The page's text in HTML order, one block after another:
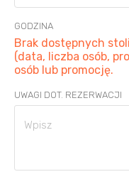
GODZINA
Brak dostępnych
(data, liczba osób,
osób lub promocję.
UWAGI DOT. REZERWACJI